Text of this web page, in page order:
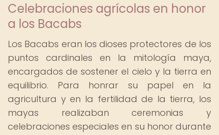
Celebraciones agrícolas en honor
a los Bacabs
Los Bacabs eran los dioses protectores de los
puntos cardinales en la mitología maya,
encargados de sostener el cielo y la tierra en
equilibrio. Para honrar su papel en la
agricultura y en la fertilidad de la tierra, los
mayas realizaban ceremonias y
celebraciones especiales en su honor durante